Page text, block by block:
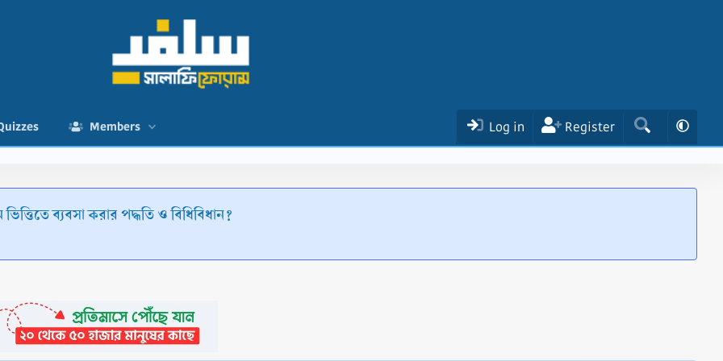
Members Log in Register
ব্যবসা করার পদ্ধতি ও বিধিবিধান?